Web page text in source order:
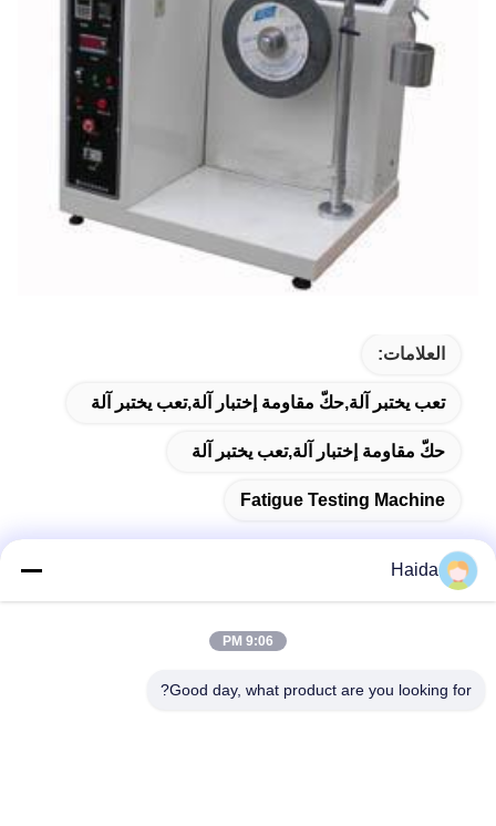
العلامات:
تعب يختبر آلة,حكّ مقاومة إختبار آلة,تعب يختبر آلة
حكّ مقاومة إختبار آلة,تعب يختبر آلة
Fatigue Testing Machine
العنوان
Haida
9:06 PM
Good day, what product are you looking for?